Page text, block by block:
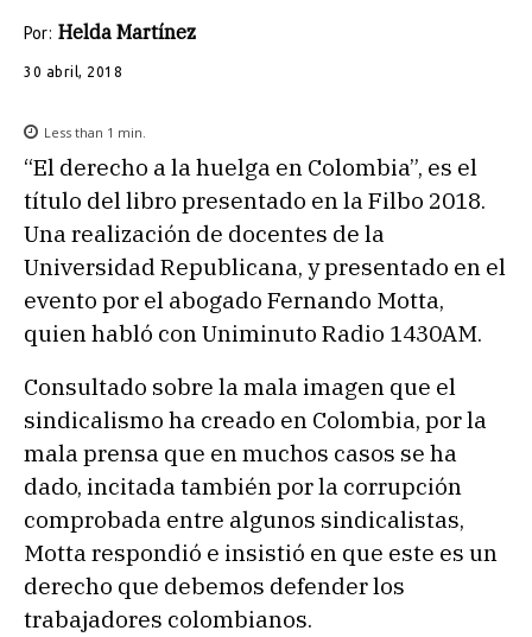
Por: Helda Martínez
30 abril, 2018
Less than 1 min.
“El derecho a la huelga en Colombia”, es el
título del libro presentado en la Filbo 2018.
Una realización de docentes de la
Universidad Republicana, y presentado en el
evento por el abogado Fernando Motta,
quien habló con Uniminuto Radio 1430AM.
Consultado sobre la mala imagen que el
sindicalismo ha creado en Colombia, por la
mala prensa que en muchos casos se ha
dado, incitada también por la corrupción
comprobada entre algunos sindicalistas,
Motta respondió e insistió en que este es un
derecho que debemos defender los
trabajadores colombianos.